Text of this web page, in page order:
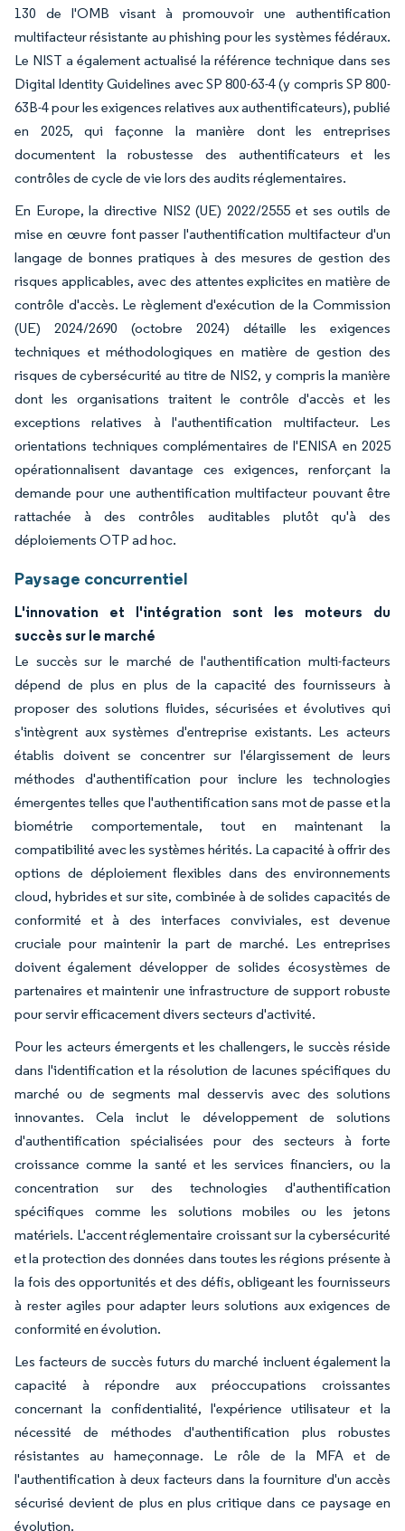
130 de l'OMB visant à promouvoir une authentification
multifacteur résistante au phishing pour les systèmes fédéraux.
Le NIST a également actualisé la référence technique dans ses
Digital Identity Guidelines avec SP 800-63-4 (y compris SP 800-
63B-4 pour les exigences relatives aux authentificateurs), publié
en 2025, qui façonne la manière dont les entreprises
documentent la robustesse des authentificateurs et les
contrôles de cycle de vie lors des audits réglementaires.
En Europe, la directive NIS2 (UE) 2022/2555 et ses outils de
mise en œuvre font passer l'authentification multifacteur d'un
langage de bonnes pratiques à des mesures de gestion des
risques applicables, avec des attentes explicites en matière de
contrôle d'accès. Le règlement d'exécution de la Commission
(UE) 2024/2690 (octobre 2024) détaille les exigences
techniques et méthodologiques en matière de gestion des
risques de cybersécurité au titre de NIS2, y compris la manière
dont les organisations traitent le contrôle d'accès et les
exceptions relatives à l'authentification multifacteur. Les
orientations techniques complémentaires de l'ENISA en 2025
opérationnalisent davantage ces exigences, renforçant la
demande pour une authentification multifacteur pouvant être
rattachée à des contrôles auditables plutôt qu'à des
déploiements OTP ad hoc.
Paysage concurrentiel
L'innovation et l'intégration sont les moteurs du
succès sur le marché
Le succès sur le marché de l'authentification multi-facteurs
dépend de plus en plus de la capacité des fournisseurs à
proposer des solutions fluides, sécurisées et évolutives qui
s'intègrent aux systèmes d'entreprise existants. Les acteurs
établis doivent se concentrer sur l'élargissement de leurs
méthodes d'authentification pour inclure les technologies
émergentes telles que l'authentification sans mot de passe et la
biométrie comportementale, tout en maintenant la
compatibilité avec les systèmes hérités. La capacité à offrir des
options de déploiement flexibles dans des environnements
cloud, hybrides et sur site, combinée à de solides capacités de
conformité et à des interfaces conviviales, est devenue
cruciale pour maintenir la part de marché. Les entreprises
doivent également développer de solides écosystèmes de
partenaires et maintenir une infrastructure de support robuste
pour servir efficacement divers secteurs d'activité.
Pour les acteurs émergents et les challengers, le succès réside
dans l'identification et la résolution de lacunes spécifiques du
marché ou de segments mal desservis avec des solutions
innovantes. Cela inclut le développement de solutions
d'authentification spécialisées pour des secteurs à forte
croissance comme la santé et les services financiers, ou la
concentration sur des technologies d'authentification
spécifiques comme les solutions mobiles ou les jetons
matériels. L'accent réglementaire croissant sur la cybersécurité
et la protection des données dans toutes les régions présente à
la fois des opportunités et des défis, obligeant les fournisseurs
à rester agiles pour adapter leurs solutions aux exigences de
conformité en évolution.
Les facteurs de succès futurs du marché incluent également la
capacité à répondre aux préoccupations croissantes
concernant la confidentialité, l'expérience utilisateur et la
nécessité de méthodes d'authentification plus robustes
résistantes au hameçonnage. Le rôle de la MFA et de
l'authentification à deux facteurs dans la fourniture d'un accès
sécurisé devient de plus en plus critique dans ce paysage en
évolution.